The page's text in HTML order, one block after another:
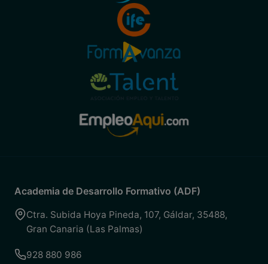
Academia de Desarrollo Formativo (ADF)
Ctra. Subida Hoya Pineda, 107, Gáldar, 35488,
Gran Canaria (Las Palmas)
928 880 986